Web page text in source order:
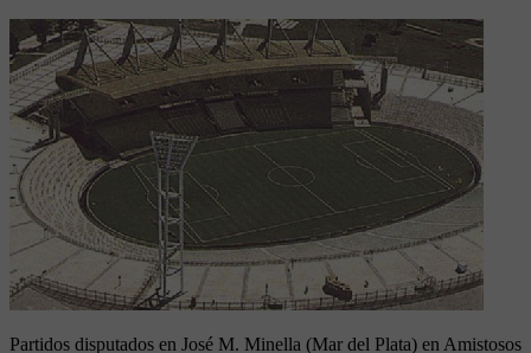
Partidos disputados en José M. Minella (Mar del Plata) en Amistosos